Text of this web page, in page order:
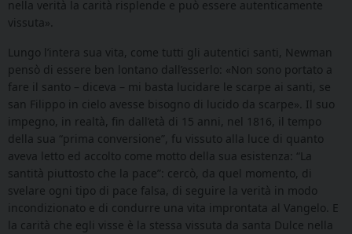
nella verità la carità risplende e può essere autenticamente
vissuta».
Lungo l’intera sua vita, come tutti gli autentici santi, Newman
pensò di essere ben lontano dall’esserlo: «Non sono portato a
fare il santo – diceva – mi basta lucidare le scarpe ai santi, se
san Filippo in cielo avesse bisogno di lucido da scarpe». Il suo
impegno, in realtà, fin dall’età di 15 anni, nel 1816, il tempo
della sua “prima conversione”, fu vissuto alla luce di quanto
aveva letto ed accolto come motto della sua esistenza: “La
santità piuttosto che la pace”: cercò, da quel momento, di
svelare ogni tipo di pace falsa, di seguire la verità in modo
incondizionato e di condurre una vita improntata al Vangelo. E
la carità che egli visse è la stessa vissuta da santa Dulce nella